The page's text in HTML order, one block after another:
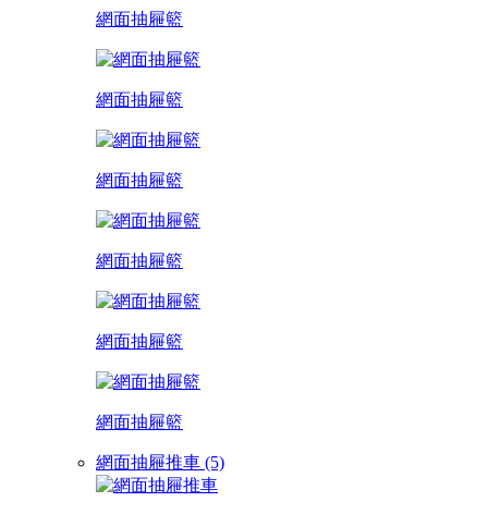
網面抽屜籃
網面抽屜籃
網面抽屜籃
網面抽屜籃
網面抽屜籃
網面抽屜籃
網面抽屜推車 (5)